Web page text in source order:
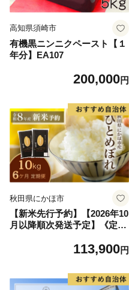
高知県須崎市
有機黒ニンニクペースト【１
年分】EA107
200,000円
秋田県にかほ市
【新米先行予約】【2026年10
月以降順次発送予定】《定期
年度産 精米10kg(5kg×2)【精
にかほ】
113,900円